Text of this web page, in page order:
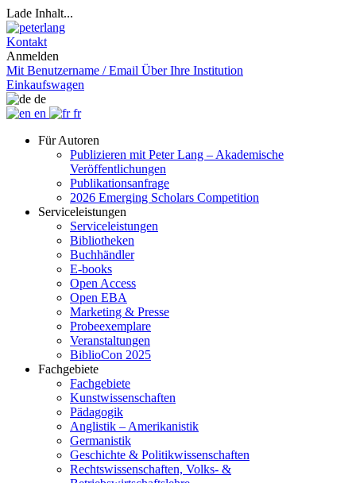
Lade Inhalt...
Kontakt
Anmelden
Mit Benutzername / Email Über Ihre Institution
Einkaufswagen
de
en
fr
Für Autoren
Publizieren mit Peter Lang – Akademische
Veröffentlichungen
Publikationsanfrage
2026 Emerging Scholars Competition
Serviceleistungen
Serviceleistungen
Bibliotheken
Buchhändler
E-books
Open Access
Open EBA
Marketing & Presse
Probeexemplare
Veranstaltungen
BiblioCon 2025
Fachgebiete
Fachgebiete
Kunstwissenschaften
Pädagogik
Anglistik – Amerikanistik
Germanistik
Geschichte & Politikwissenschaften
Rechtswissenschaften, Volks- &